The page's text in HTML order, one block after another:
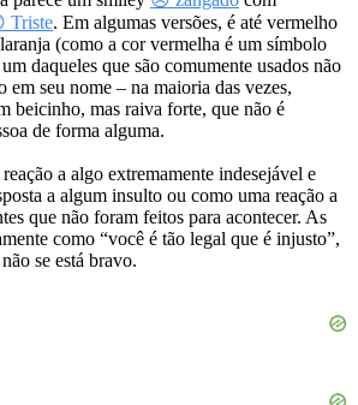
Triste. Em algumas versões, é até vermelho
(como a cor vermelha é um símbolo
daqueles que são comumente usados não
seu nome – na maioria das vezes,
beicinho, mas raiva forte, que não é
de forma alguma.
a algo extremamente indesejável e
a algum insulto ou como uma reação a
que não foram feitos para acontecer. As
como “você é tão legal que é injusto”,
se está bravo.